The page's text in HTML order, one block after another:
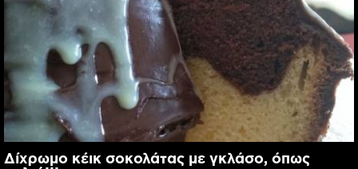
Δίχρωμο κέικ σοκολάτας με γκλάσο, όπως